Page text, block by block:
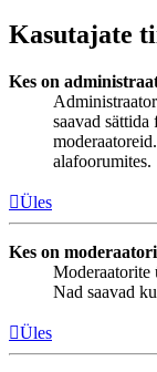
Kasutajate
Kes on
saavad
alafoorumites.
Üles
Kes on
Moderaatorite
Nad saavad
Üles